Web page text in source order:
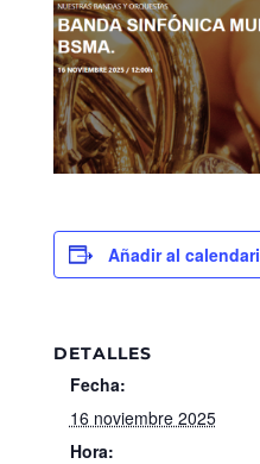
Añadir al
DETALLES
Fecha:
16 noviembre 2025
Hora: